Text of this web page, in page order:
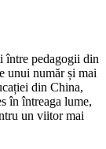
între pedagogii din
unui număr și mai
din China,
în întreaga lume,
un viitor mai